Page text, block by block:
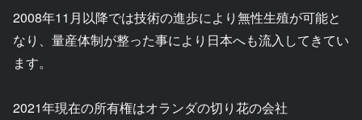
2008年11月以降では技術の進歩により無性生殖が可能と
なり、量産体制が整った事により日本へも流入してきてい
ます。
2021年現在の所有権はオランダの切り花の会社